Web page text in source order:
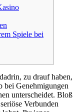
Spiele bei
zu drauf haben,
bei Genehmigungen
unterscheidet. Bloß
Verbunden